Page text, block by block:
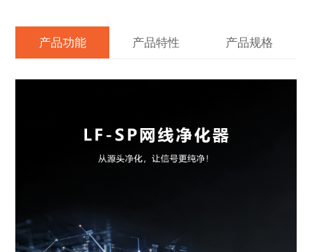
产品功能 产品特性 产品规格